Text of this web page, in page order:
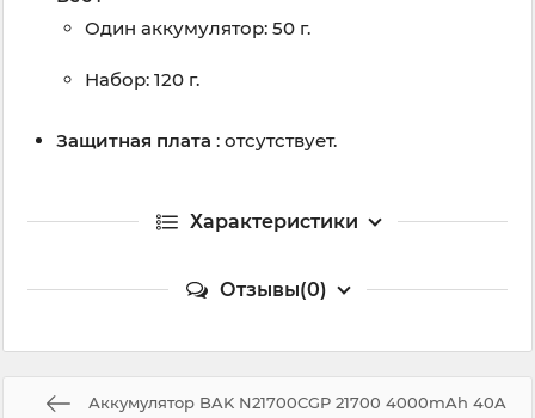
Один аккумулятор: 50 г.
Набор: 120 г.
Защитная плата : отсутствует.
Характеристики
Отзывы(0)
Аккумулятор BAK N21700CGP 21700 4000mAh 40A